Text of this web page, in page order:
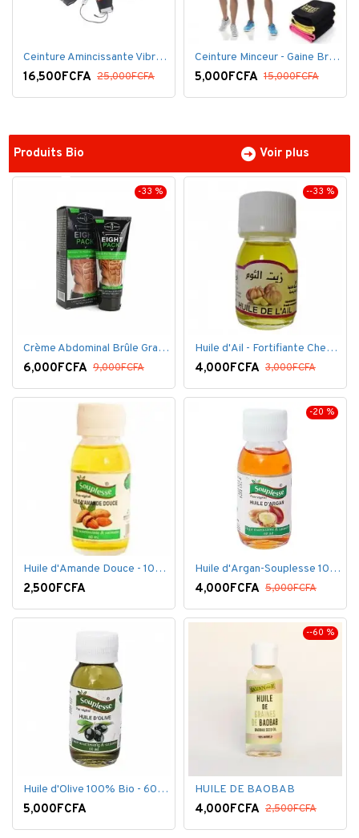
Ceinture Amincissante Vibro - Noir
16,500FCFA 25,000FCFA
Ceinture Minceur - Gaine Brûlante - Ventre plat
5,000FCFA 15,000FCFA
Produits Bio Voir plus
-33 %
Crème Abdominal Brûle Graisse - Effet Rapide - 170grs
6,000FCFA 9,000FCFA
--33 %
Huile d'Ail - Fortifiante Cheveux
4,000FCFA 3,000FCFA
Huile d'Amande Douce - 100% Bio - 60 ml
2,500FCFA
-20 %
Huile d'Argan-Souplesse 100% Bio - 60 ml
4,000FCFA 5,000FCFA
Huile d'Olive 100% Bio - 60 ml
5,000FCFA
--60 %
HUILE DE BAOBAB
4,000FCFA 2,500FCFA